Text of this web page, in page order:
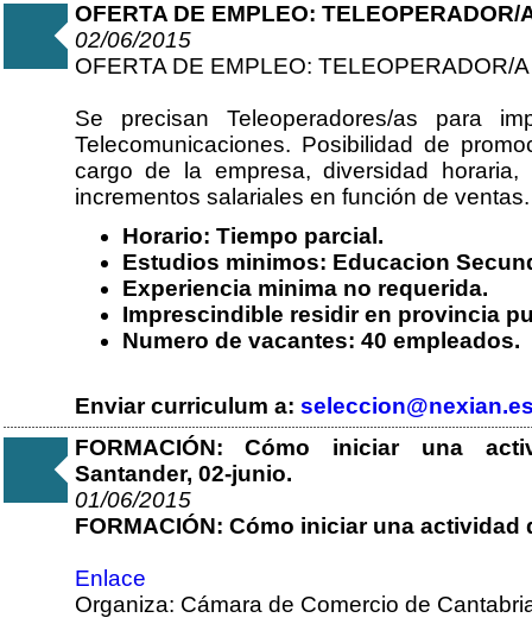
OFERTA DE EMPLEO: TELEOPERADOR/
02/06/2015
OFERTA DE EMPLEO: TELEOPERADOR/A
Se precisan Teleoperadores/as para
Telecomunicaciones. Posibilidad de
cargo de la empresa, diversidad
incrementos salariales en función de ventas.
Horario: Tiempo parcial.
Estudios minimos: Educacion
Experiencia minima no requerida.
Imprescindible residir en provincia
Numero de vacantes: 40 empleados.
Enviar curriculum a:
FORMACIÓN: Cómo iniciar una
Santander, 02-junio.
01/06/2015
FORMACIÓN: Cómo iniciar una
Enlace
Organiza: Cámara de Comercio de